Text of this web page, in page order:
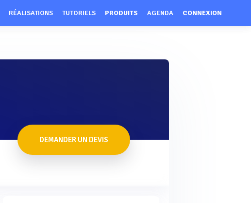
RÉALISATIONS TUTORIELS PRODUITS AGENDA CONNEXION
DEMANDER UN DEVIS